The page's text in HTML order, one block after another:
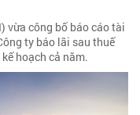
vừa công bố báo cáo tài
ty báo lãi sau thuế
hoạch cả năm.